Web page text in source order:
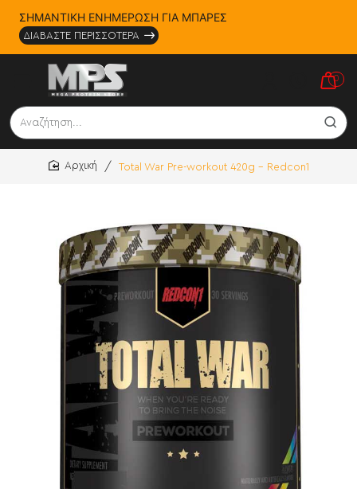
ΣΗΜΑΝΤΙΚΗ ΕΝΗΜΕΡΩΣΗ ΓΙΑ ΜΠΑΡΕΣ
ΔΙΑΒΑΣΤΕ ΠΕΡΙΣΣΟΤΕΡΑ
0
Αναζήτηση...
Total War Pre-workout 420g - Redcon1